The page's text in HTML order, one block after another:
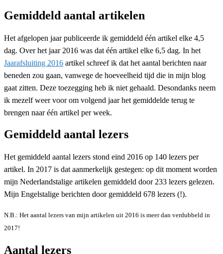
Gemiddeld aantal artikelen
Het afgelopen jaar publiceerde ik gemiddeld één artikel elke 4,5
dag. Over het jaar 2016 was dat één artikel elke 6,5 dag. In het
Jaarafsluiting 2016 artikel schreef ik dat het aantal berichten naar
beneden zou gaan, vanwege de hoeveelheid tijd die in mijn blog
gaat zitten. Deze toezegging heb ik niet gehaald. Desondanks neem
ik mezelf weer voor om volgend jaar het gemiddelde terug te
brengen naar één artikel per week.
Gemiddeld aantal lezers
Het gemiddeld aantal lezers stond eind 2016 op 140 lezers per
artikel. In 2017 is dat aanmerkelijk gestegen: op dit moment worden
mijn Nederlandstalige artikelen gemiddeld door 233 lezers gelezen.
Mijn Engelstalige berichten door gemiddeld 678 lezers (!).
N.B.: Het aantal lezers van mijn artikelen uit 2016 is meer dan verdubbeld in
2017!
Aantal lezers